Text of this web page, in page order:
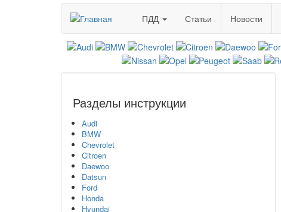
ПДД Статьи Новости
Разделы инструкции
Audi
BMW
Chevrolet
Citroen
Daewoo
Datsun
Ford
Honda
Hyundai